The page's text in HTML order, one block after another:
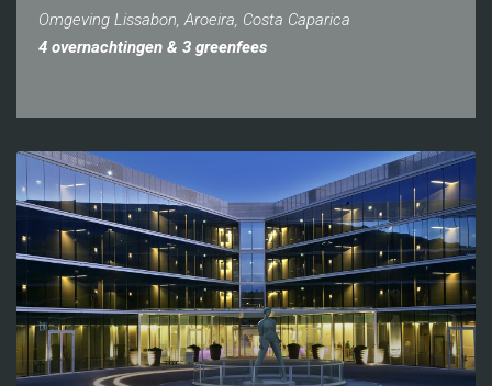
Omgeving Lissabon, Aroeira, Costa Caparica
4 overnachtingen & 3 greenfees